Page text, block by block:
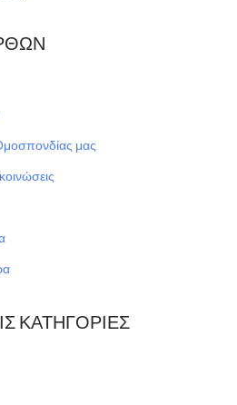
μας
ΚΑΤΗΓΟΡΊΕΣ